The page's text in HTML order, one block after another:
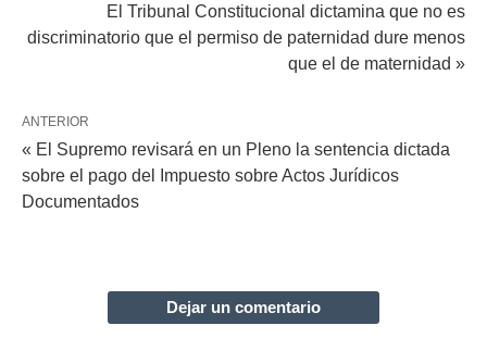
El Tribunal Constitucional dictamina que no es
discriminatorio que el permiso de paternidad dure menos
que el de maternidad »
ANTERIOR
« El Supremo revisará en un Pleno la sentencia dictada
sobre el pago del Impuesto sobre Actos Jurídicos
Documentados
Dejar un comentario